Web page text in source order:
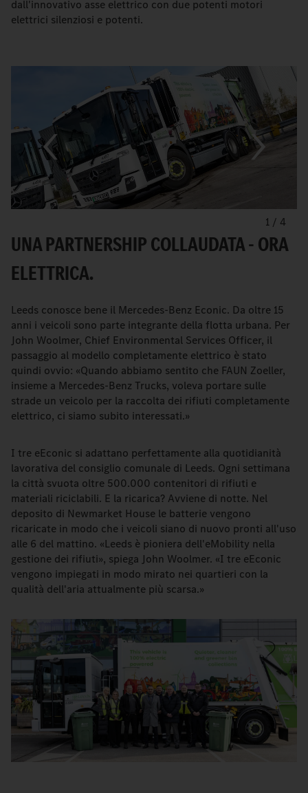
dall'innovativo asse elettrico con due potenti motori
elettrici silenziosi e potenti.
1 / 4
UNA PARTNERSHIP COLLAUDATA - ORA
ELETTRICA.
Leeds conosce bene il Mercedes-Benz Econic. Da oltre 15
anni i veicoli sono parte integrante della flotta urbana. Per
John Woolmer, Chief Environmental Services Officer, il
passaggio al modello completamente elettrico è stato
quindi ovvio: «Quando abbiamo sentito che FAUN Zoeller,
insieme a Mercedes-Benz Trucks, voleva portare sulle
strade un veicolo per la raccolta dei rifiuti completamente
elettrico, ci siamo subito interessati.»
I tre eEconic si adattano perfettamente alla quotidianità
lavorativa del consiglio comunale di Leeds. Ogni settimana
la città svuota oltre 500.000 contenitori di rifiuti e
materiali riciclabili. E la ricarica? Avviene di notte. Nel
deposito di Newmarket House le batterie vengono
ricaricate in modo che i veicoli siano di nuovo pronti all'uso
alle 6 del mattino. «Leeds è pioniera dell'eMobility nella
gestione dei rifiuti», spiega John Woolmer. «I tre eEconic
vengono impiegati in modo mirato nei quartieri con la
qualità dell'aria attualmente più scarsa.»